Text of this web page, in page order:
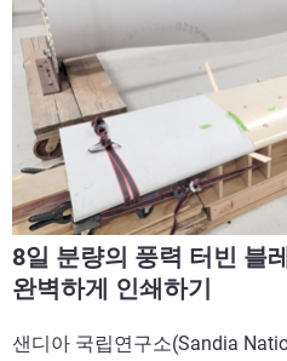
8일 분량의 풍력 터빈 블
완벽하게 인쇄하기
샌디아 국립연구소(Sandia